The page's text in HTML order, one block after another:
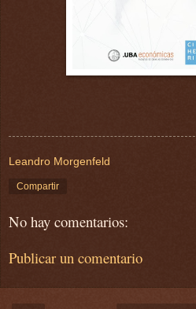
Leandro Morgenfeld
Compartir
No hay comentarios:
Publicar un comentario